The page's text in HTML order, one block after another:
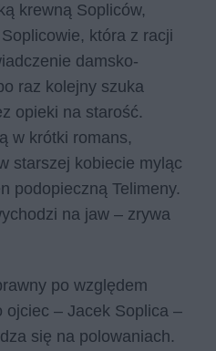
krewną Sopliców,
która z racji
damsko-
raz kolejny szuka
opieki na starość.
w krótki romans,
starszej kobiecie myląc
podopieczną Telimeny.
na jaw – zrywa
po względem
ojciec – Jacek Soplica –
się na polowaniach.